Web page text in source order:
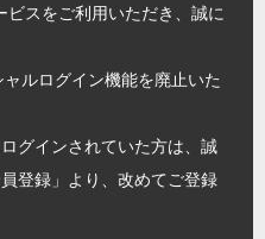
スをご利用いただき、誠に
ルログイン機能を廃止いた
グインされていた方は、誠
登録」より、改めてご登録